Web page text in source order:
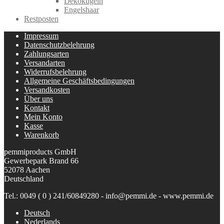
Engelshaar
Restposten
Impressum
Datenschutzbelehrung
Zahlungsarten
Versandarten
Widerrufsbelehrung
Allgemeine Geschäftsbedingungen
Versandkosten
Über uns
Kontakt
Mein Konto
Kasse
Warenkorb
pemmiproducts GmbH
Gewerbepark Brand 66
52078 Aachen
Deutschland
Tel.: 0049 ( 0 ) 241/60849280 - info@pemmi.de - www.pemmi.de
Deutsch
Nederlands